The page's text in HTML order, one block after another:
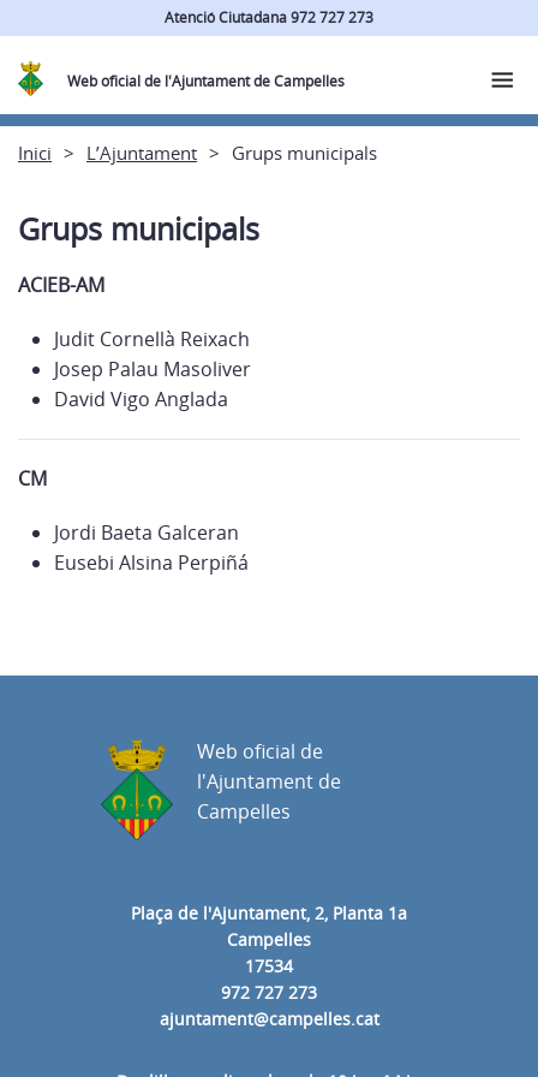
Atenció Ciutadana 972 727 273
Web oficial de l'Ajuntament de Campelles
Inici L’Ajuntament Grups municipals
Grups municipals
ACIEB-AM
Judit Cornellà Reixach
Josep Palau Masoliver
David Vigo Anglada
CM
Jordi Baeta Galceran
Eusebi Alsina Perpiñá
Plaça de l'Ajuntament, 2, Planta 1a
Campelles
17534
972 727 273
ajuntament@campelles.cat
Web oficial de
l'Ajuntament de
Campelles